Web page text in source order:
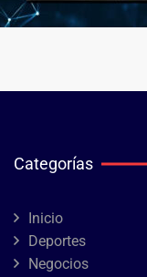
Categorías
Inicio
Deportes
Negocios